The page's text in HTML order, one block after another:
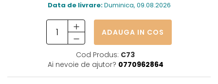
Data de livrare:Duminica, 09.08.2026
ADAUGA IN COS
Cod Produs: C73
Ai nevoie de ajutor? 0770962864